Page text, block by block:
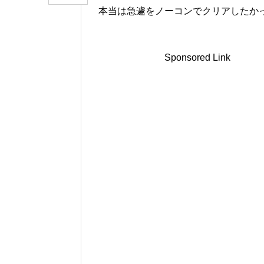
本当は急遽をノーコンでクリアしたか
Sponsored Link